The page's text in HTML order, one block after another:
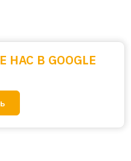
НАС В GOOGLE